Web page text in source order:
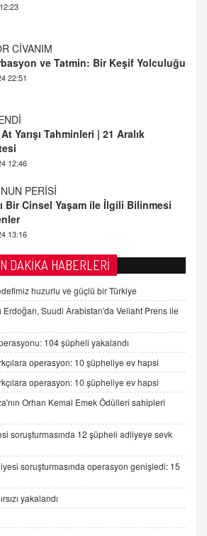
22:51
Yarışı Tahminleri | 21 Aralık
PERİSİ
Bir Cinsel Yaşam ile İlgili Bilinmesi
13:16
ÖNALAN
Onaylanmasaydı…
Salı 00:11
CAN DOĞAN
korunması ve dijital hukukun
16:17
EREK
Geldi, Hangi Önlemler Alınmalı?
10:11
AKÖL
13:00
Yüzüne Vurulan Şamar:
12:30
DAKİKA HABERLERİ
huzurlu ve güçlü bir Türkiye
Erdoğan, Suudi Arabistan'da Veliaht Prens ile
104 şüpheli yakalandı
operasyon: 10 şüpheliye ev hapsi
operasyon: 10 şüpheliye ev hapsi
Orhan Kemal Emek Ödülleri sahipleri
soruşturmasında 12 şüpheli adliyeye sevk
soruşturmasında operasyon genişledi: 15
yakalandı